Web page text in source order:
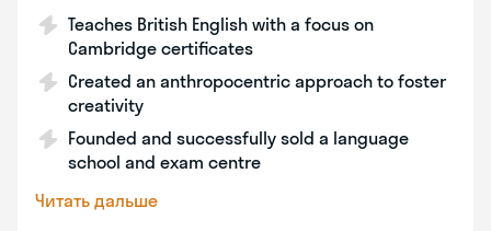
Teaches British English with a focus on
Cambridge certificates
Created an anthropocentric approach to foster
creativity
Founded and successfully sold a language
school and exam centre
Читать дальше